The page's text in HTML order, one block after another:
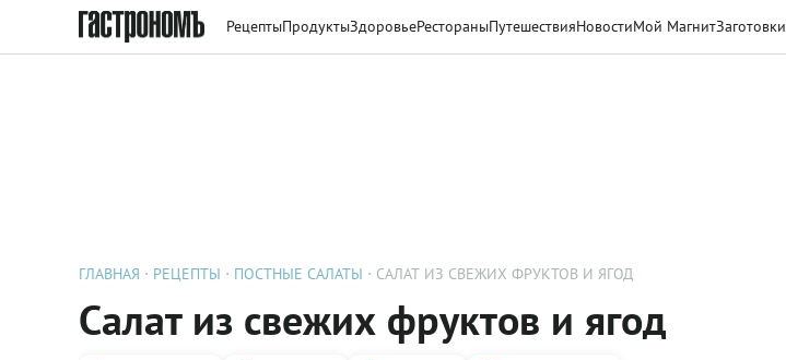
РецептыПродуктыЗдоровьеРестораныПутешествияНовостиМой МагнитЗаготовки
ГЛАВНАЯ РЕЦЕПТЫ ПОСТНЫЕ САЛАТЫ САЛАТ ИЗ СВЕЖИХ ФРУКТОВ И ЯГОД
Салат из свежих фруктов и ягод